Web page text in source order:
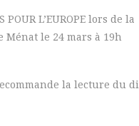
POUR L’EUROPE lors de la
le 24 mars à 19h
la lecture du